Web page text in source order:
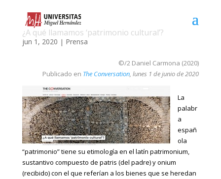
¿A qué llamamos ‘patrimonio cultural’?
jun 1, 2020 | Prensa
©/2 Daniel Carmona (2020)
Publicado en The Conversation, lunes 1 de junio de 2020
La
palabr
a
españ
ola
“patrimonio” tiene su etimología en el latín patrimonium,
sustantivo compuesto de patris (del padre) y onium
(recibido) con el que referían a los bienes que se heredan